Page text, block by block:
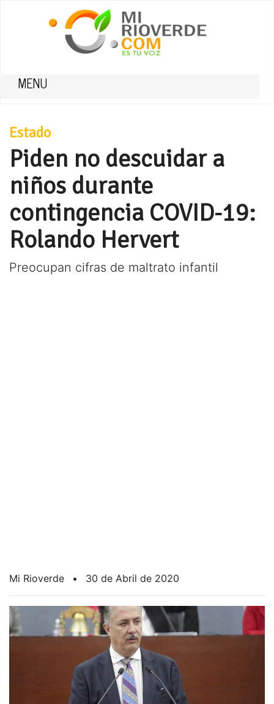
MENU
Estado
Piden no descuidar a
niños durante
contingencia COVID-19:
Rolando Hervert
Preocupan cifras de maltrato infantil
Mi Rioverde • 30 de Abril de 2020